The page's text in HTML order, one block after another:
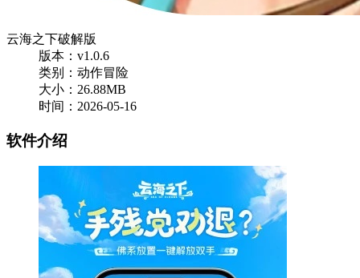
云海之下破解版
版本：v1.0.6
类别：动作冒险
大小：26.88MB
时间：2026-05-16
软件介绍